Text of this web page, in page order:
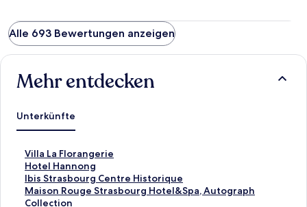
Alle 693 Bewertungen anzeigen
Mehr entdecken
Unterkünfte
Villa La Florangerie
L
i
n
k
,
Hotel Hannong
L
i
n
k
Ibis Strasbourg Centre Historique
L
i
n
Maison Rouge Strasbourg Hotel&Spa, Autograph
Collection
L
i